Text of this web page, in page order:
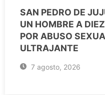
SAN PEDRO DE
UN HOMBRE A
POR ABUSO
ULTRAJANTE
7 agosto, 2026